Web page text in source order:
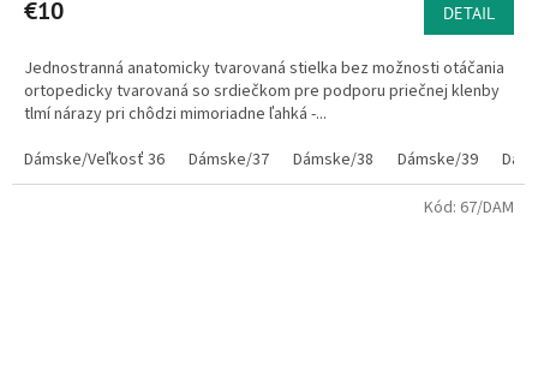
€10 DETAIL
Jednostranná anatomicky tvarovaná stielka bez možnosti otáčania
ortopedicky tvarovaná so srdiečkom pre podporu priečnej klenby
tlmí nárazy pri chôdzi mimoriadne ľahká -...
Dámske/Veľkosť 36
Dámske/37 Dámske/38 Dámske/39
Kód: 67/DAM